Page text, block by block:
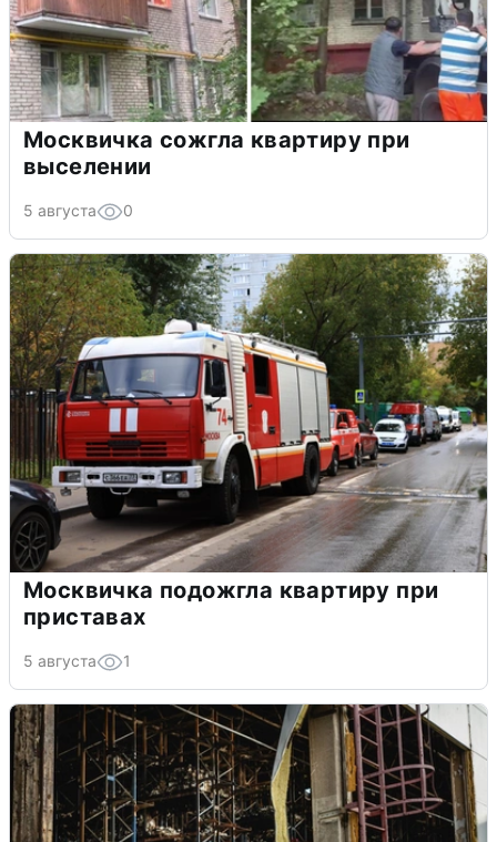
Москвичка сожгла квартиру при
выселении
5 августа 0
Москвичка подожгла квартиру при
приставах
5 августа 1